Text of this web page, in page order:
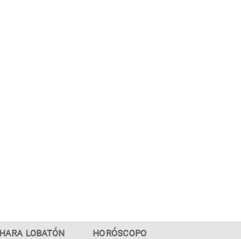
LOBATÓN HORÓSCOPO